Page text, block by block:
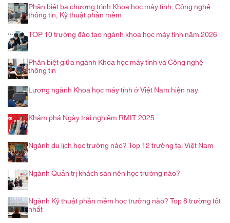
Phân biệt ba chương trình Khoa học máy tính, Công nghệ
thông tin, Kỹ thuật phần mềm
TOP 10 trường đào tạo ngành khoa học máy tính năm 2026
Phân biệt giữa ngành Khoa học máy tính và Công nghệ
thông tin
Lương ngành Khoa học máy tính ở Việt Nam hiện nay
Khám phá Ngày trải nghiệm RMIT 2025
Ngành du lịch học trường nào? Top 12 trường tại Việt Nam
Ngành Quản trị khách sạn nên học trường nào?
Ngành Kỹ thuật phần mềm học trường nào? Top 8 trường tốt
nhất